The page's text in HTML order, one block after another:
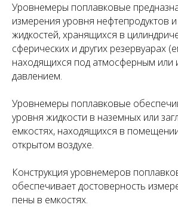
Уровнемеры поплавковые
измерения уровня нефтепродуктов и
жидкостей, хранящихся в
сферических и других резервуарах
находящихся под атмосферным или
давлением.
Уровнемеры поплавковые
уровня жидкости в наземных или
емкостях, находящихся в
открытом воздухе.
Конструкция уровнемеров
обеспечивает достоверность
пены в емкостях.